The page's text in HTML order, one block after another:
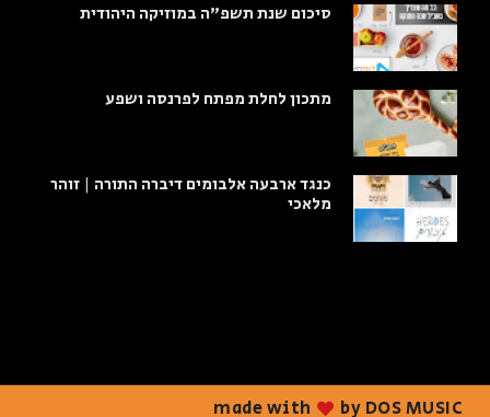
סיכום שנת תשפ"ה במוזיקה היהודית
מתכון לחלת מפתח לפרנסה ושפע
כנגד ארבעה אלבומים דיברה התורה | זוהר
מלאכי
made with by DOS MUSIC